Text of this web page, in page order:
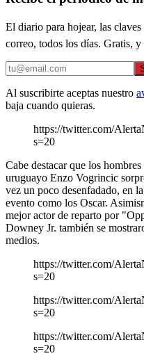
El diario para hojear, las
correo, todos los días. Gratis,
Al suscribirte aceptas nuestro
baja cuando quieras.
https://twitter.com/
s=20
Cabe destacar que los
uruguayo Enzo Vogrincic
vez un poco desenfadado, en
evento como los Oscar.
mejor actor de reparto por
Downey Jr. también se
medios.
https://twitter.com/
s=20
https://twitter.com/
s=20
https://twitter.com/
s=20